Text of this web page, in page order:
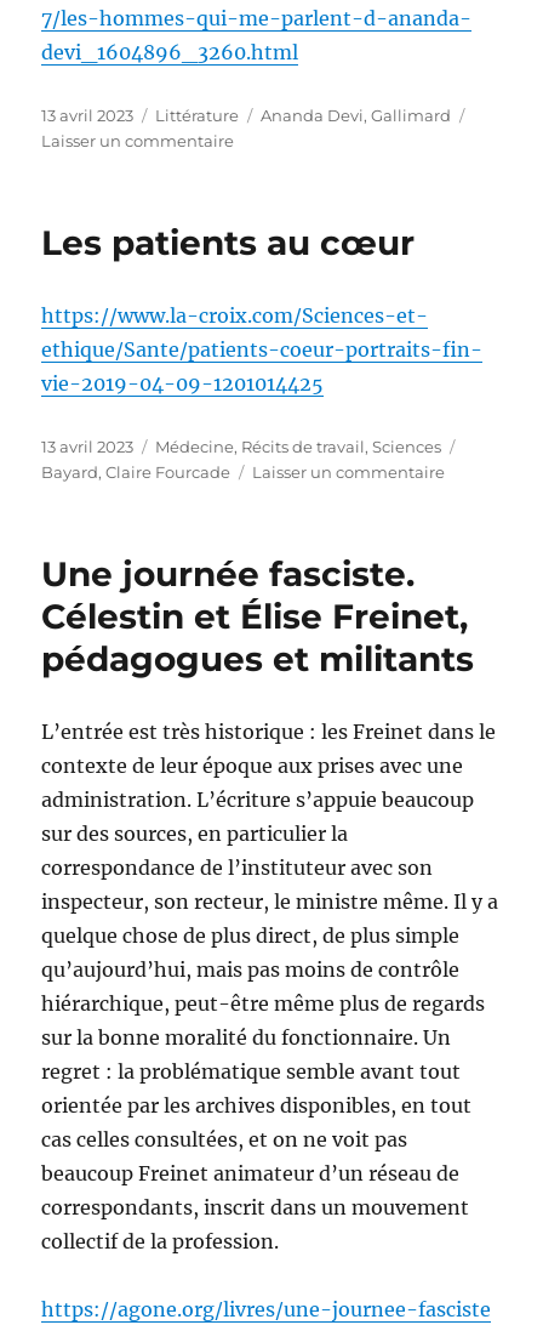
7/les-hommes-qui-me-parlent-d-ananda-
devi_1604896_3260.html
Publié
le
13 avril 2023 Catégories
Littérature Étiquettes
Ananda Devi,Gallimard
Laisser un commentairesur
me
Les patients au cœur
https://www.la-croix.com/Sciences-et-
ethique/Sante/patients-coeur-portraits-fin-
vie-2019-04-09-1201014425
Publié
le
13 avril 2023 Catégories
Médecine, Récits de travail,Sciences
Bayard,Claire Fourcade Laisser un commentairesur
Une journée fasciste.
Célestin et Élise Freinet,
pédagogues et militants
L’entrée est très historique : les Freinet dans le
contexte de leur époque aux prises avec une
administration. L’écriture s’appuie beaucoup
sur des sources, en particulier la
correspondance de l’instituteur avec son
inspecteur, son recteur, le ministre même. Il y a
quelque chose de plus direct, de plus simple
qu’aujourd’hui, mais pas moins de contrôle
hiérarchique, peut-être même plus de regards
sur la bonne moralité du fonctionnaire. Un
regret : la problématique semble avant tout
orientée par les archives disponibles, en tout
cas celles consultées, et on ne voit pas
beaucoup Freinet animateur d’un réseau de
correspondants, inscrit dans un mouvement
collectif de la profession.
https://agone.org/livres/une-journee-fasciste